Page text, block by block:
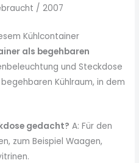
/ 2007
Kühlcontainer
als begehbaren
und Steckdose
Kühlraum, in dem
gedacht? A: Für den
zum Beispiel Waagen,